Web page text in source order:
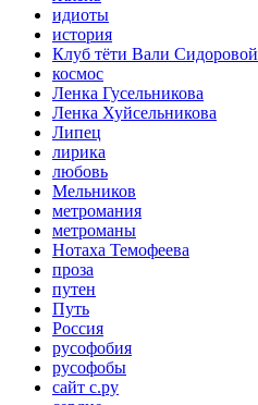
идиоты
история
Клуб тёти Вали Сидоровой
космос
Ленка Гусельникова
Ленка Хуйсельникова
Липец
лирика
любовь
Мельников
метромания
метроманы
Нотаха Темофеева
проза
путен
Путь
Россия
русофобия
русофобы
сайт с.ру